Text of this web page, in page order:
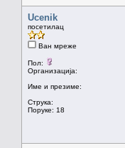
Ucenik
посетилац
Ван мреже
Пол:
Организација:
Име и презиме:
Струка:
Поруке: 18